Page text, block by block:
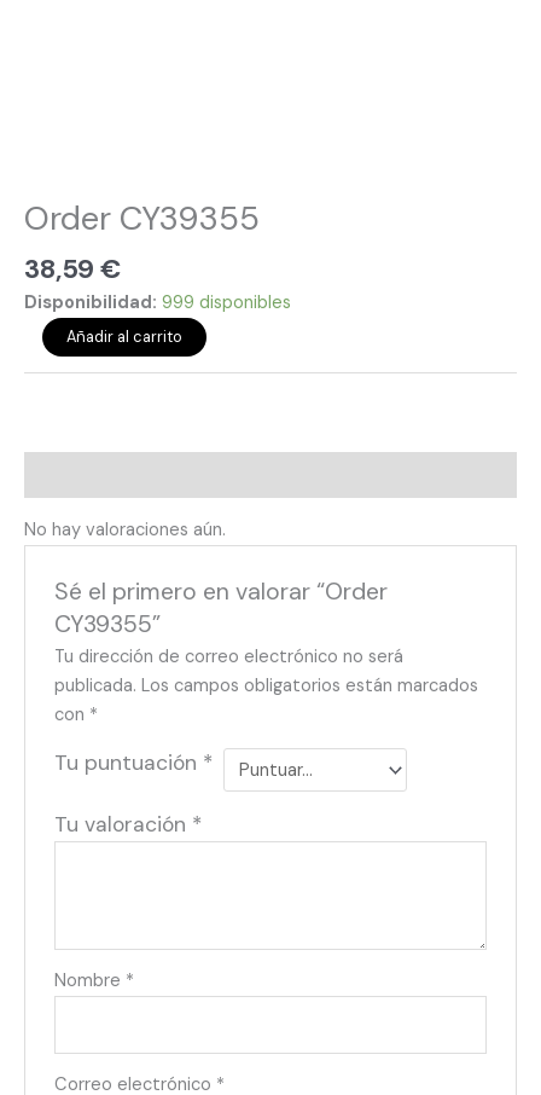
Order CY39355
38,59 €
Disponibilidad: 999 disponibles
Añadir al carrito
No hay valoraciones aún.
Sé el primero en valorar “Order
CY39355”
Tu dirección de correo electrónico no será
publicada. Los campos obligatorios están marcados
con *
Tu puntuación *
Tu valoración *
Nombre *
Correo electrónico *